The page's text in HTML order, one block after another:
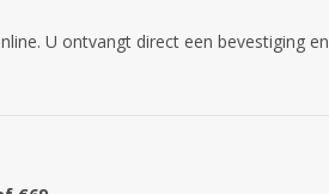
U ontvangt direct een bevestiging